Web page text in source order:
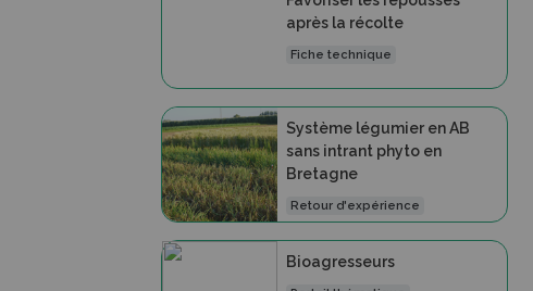
après la récolte
Fiche technique
Système légumier en AB
sans intrant phyto en
Bretagne
Retour d'expérience
Bioagresseurs